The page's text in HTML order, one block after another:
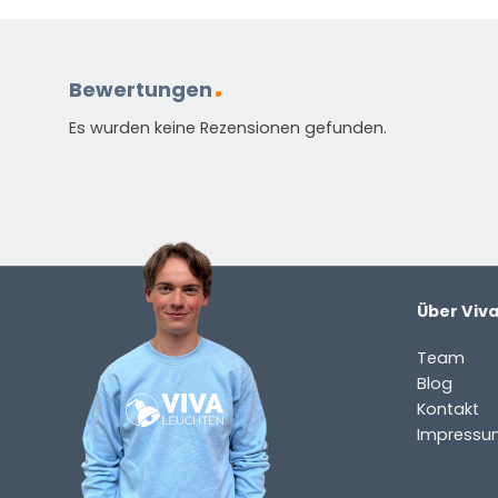
Bewertungen
Es wurden keine Rezensionen gefunden.
Über
Team
Blog
Kontakt